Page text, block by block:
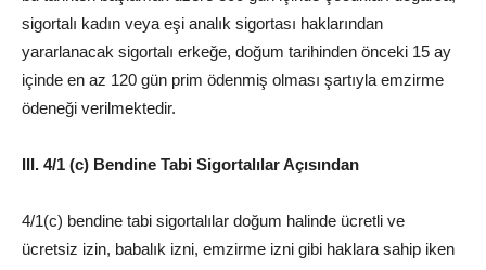
sigortalı kadın veya eşi analık sigortası haklarından
yararlanacak sigortalı erkeğe, doğum tarihinden önceki 15 ay
içinde en az 120 gün prim ödenmiş olması şartıyla emzirme
ödeneği verilmektedir.
III. 4/1 (c) Bendine Tabi Sigortalılar Açısından
4/1(c) bendine tabi sigortalılar doğum halinde ücretli ve
ücretsiz izin, babalık izni, emzirme izni gibi haklara sahip iken